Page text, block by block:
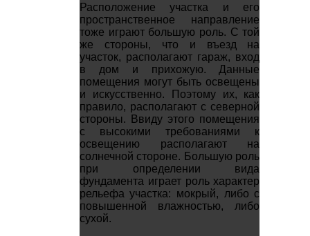
Расположение участка и его
пространственное направление
тоже играют большую роль. С той
же стороны, что и въезд на
участок, располагают гараж, вход
в дом и прихожую. Данные
помещения могут быть освещены
и искусственно. Поэтому их, как
правило, располагают с северной
стороны. Ввиду этого помещения
с высокими требованиями к
освещению располагают на
солнечной стороне. Большую роль
при определении вида
фундамента играет роль характер
рельефа участка: мокрый, либо с
повышенной влажностью, либо
сухой.